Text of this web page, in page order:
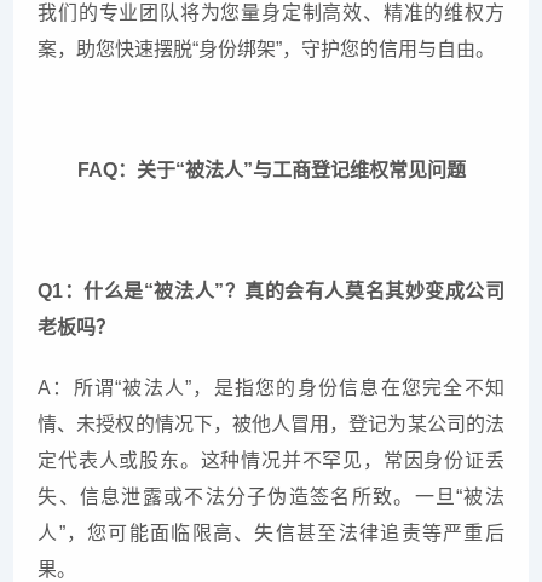
我们的专业团队将为您量身定制高效、精准的维权方
案，助您快速摆脱“身份绑架”，守护您的信用与自由。
FAQ：关于“被法人”与工商登记维权常见问题
Q1：什么是“被法人”？真的会有人莫名其妙变成公司
老板吗？
A：所谓“被法人”，是指您的身份信息在您完全不知
情、未授权的情况下，被他人冒用，登记为某公司的法
定代表人或股东。这种情况并不罕见，常因身份证丢
失、信息泄露或不法分子伪造签名所致。一旦“被法
人”，您可能面临限高、失信甚至法律追责等严重后
果。